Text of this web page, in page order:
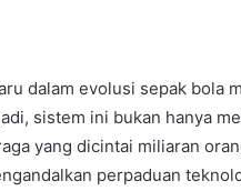
dalam evolusi sepak bola
sistem ini bukan hanya
yang dicintai miliaran
perpaduan